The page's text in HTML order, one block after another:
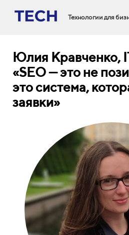
Технологии для
Юлия Кравченко,
«SEO — это не
это система,
заявки»